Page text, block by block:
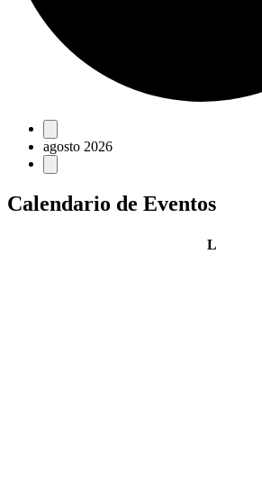
Eventos
agosto 2026
Calendario de Eventos
Llunes